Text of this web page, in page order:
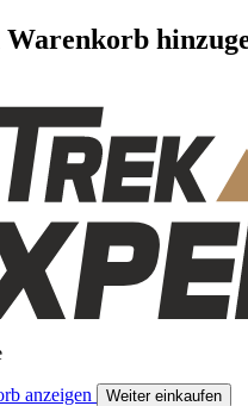
anzeigen Weiter einkaufen